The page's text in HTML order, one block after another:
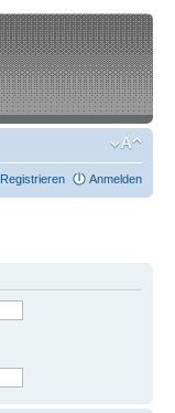
Registrieren Anmelden